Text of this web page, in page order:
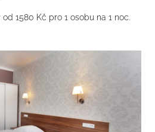
1580 Kč pro 1 osobu na 1 noc.